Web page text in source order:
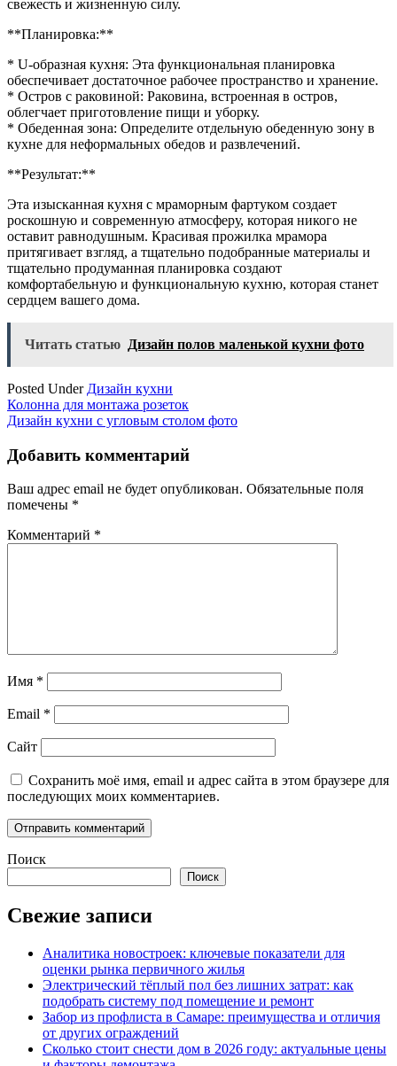
свежесть и жизненную силу.
**Планировка:**
* U-образная кухня: Эта функциональная планировка
обеспечивает достаточное рабочее пространство и хранение.
* Остров с раковиной: Раковина, встроенная в остров,
облегчает приготовление пищи и уборку.
* Обеденная зона: Определите отдельную обеденную зону в
кухне для неформальных обедов и развлечений.
**Результат:**
Эта изысканная кухня с мраморным фартуком создает
роскошную и современную атмосферу, которая никого не
оставит равнодушным. Красивая прожилка мрамора
притягивает взгляд, а тщательно подобранные материалы и
тщательно продуманная планировка создают
комфортабельную и функциональную кухню, которая станет
сердцем вашего дома.
Читать статью Дизайн полов маленькой кухни фото
Posted Under Дизайн кухни
Навигация
по
записям
Колонна для монтажа розеток
Дизайн кухни с угловым столом фото
Добавить комментарий
Ваш адрес email не будет опубликован. Обязательные поля
помечены *
Комментарий *
Имя *
Email *
Сайт
Сохранить моё имя, email и адрес сайта в этом браузере для
последующих моих комментариев.
Поиск
Поиск
Свежие записи
Аналитика новостроек: ключевые показатели для
оценки рынка первичного жилья
Электрический тёплый пол без лишних затрат: как
подобрать систему под помещение и ремонт
Забор из профлиста в Самаре: преимущества и отличия
от других ограждений
Сколько стоит снести дом в 2026 году: актуальные цены